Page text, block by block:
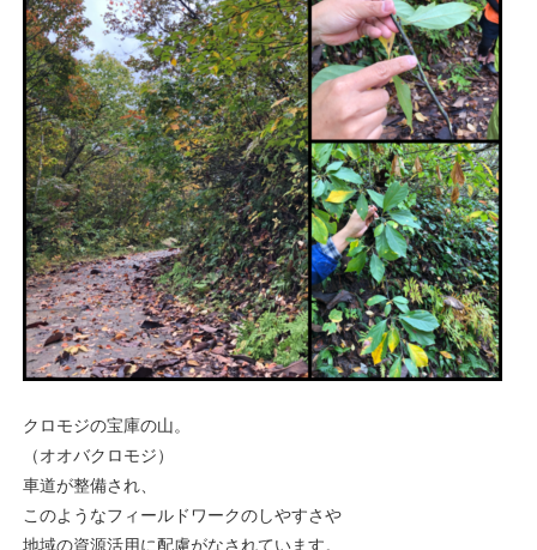
クロモジの宝庫の山。
（オオバクロモジ）
車道が整備され、
このようなフィールドワークのしやすさや
地域の資源活用に配慮がなされています。